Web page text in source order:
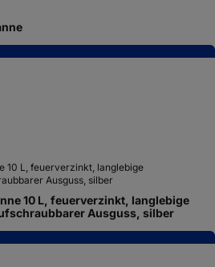
10 L, feuerverzinkt, langlebige
Ausguss, silber